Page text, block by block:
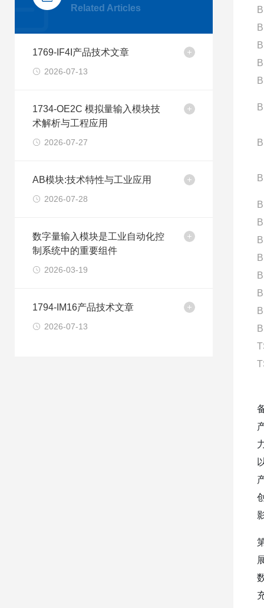
Related Articles
1769-IF4I产品技术文章
2026-07-13
1734-OE2C 模拟量输入模块技
术解析与工程应用
2026-07-27
AB模块:技术特性与工业应用
2026-07-28
数字量输入模块是工业自动化控
制系统中的重要组件
2026-03-19
1794-IM16产品技术文章
2026-07-13